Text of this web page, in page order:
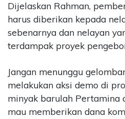
Dijelaskan Rahman,
harus diberikan kepada
sebenarnya dan nelayan
terdampak proyek
Jangan menunggu
melakukan aksi demo di
minyak barulah Pertamina
mau memberikan dana